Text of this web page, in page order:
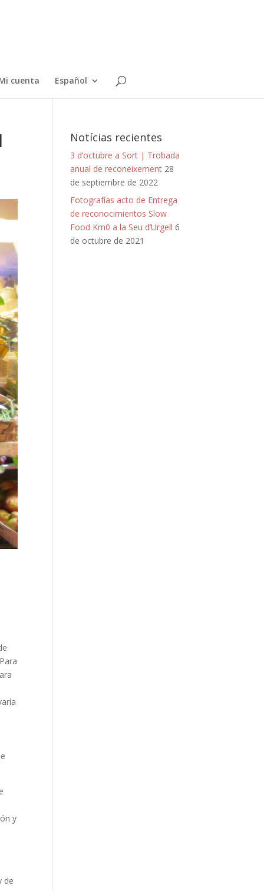
cuenta Español
y
de
Notícias recientes
3 d’octubre a Sort | Trobada
anual de reconeixement 28
de septiembre de 2022
Fotografías acto de Entrega
de reconocimientos Slow
Food Km0 a la Seu d’Urgell 6
de octubre de 2021